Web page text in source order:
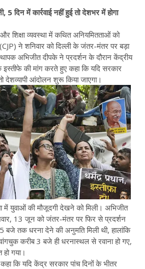
5 दिन में कार्रवाई नहीं हुई तो देशभर में होगा
शिक्षा व्यवस्था में कथित अनियमितताओं को
ने शनिवार को दिल्ली के जंतर-मंतर पर बड़ा
अभिजीत दीपके ने प्रदर्शन के दौरान केंद्रीय
इस्तीफे की मांग करते हुए कहा कि यदि सरकार
देशव्यापी आंदोलन शुरू किया जाएगा।
में युवाओं की मौजूदगी देखने को मिली। अभिजीत
13 जून को जंतर-मंतर पर फिर से प्रदर्शन
बजे तक धरना देने की अनुमति मिली थी, हालांकि
करीब 3 बजे ही धरनास्थल से रवाना हो गए,
गया।
कि यदि केंद्र सरकार पांच दिनों के भीतर